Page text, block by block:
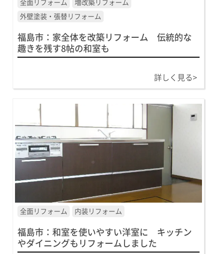
全面リフォーム 増改築リフォーム
外壁塗装・張替リフォーム
福島市：家全体を改築リフォーム 伝統的な
趣きを残す8帖の和室も
詳しく見る>
全面リフォーム 内装リフォーム
福島市：和室を使いやすい洋室に キッチン
やダイニングもリフォームしました